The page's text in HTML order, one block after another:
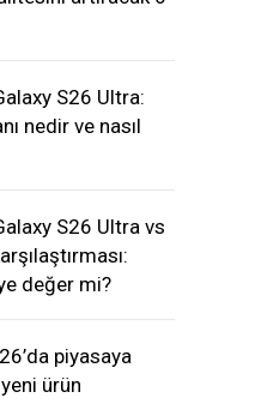
S26 Ultra:
nedir ve nasıl
S26 Ultra vs
değer mi?
piyasaya
ürün